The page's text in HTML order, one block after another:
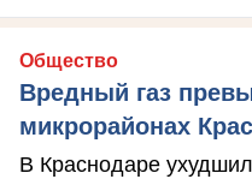
Общество
Вредный газ
микрорайонах
В Краснодаре